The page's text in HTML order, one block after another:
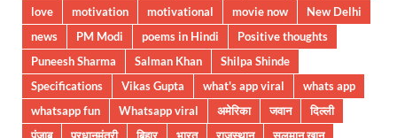
love
motivation motivational movie now
New Delhi
news
PM Modi poems in Hindi
Positive thoughts
Puneesh Sharma
Salman Khan
Shilpa Shinde
Specifications
Vikas Gupta what's app viral
whats app
whatsapp fun
Whatsapp viral अमेरिका जवान
दिल्ली